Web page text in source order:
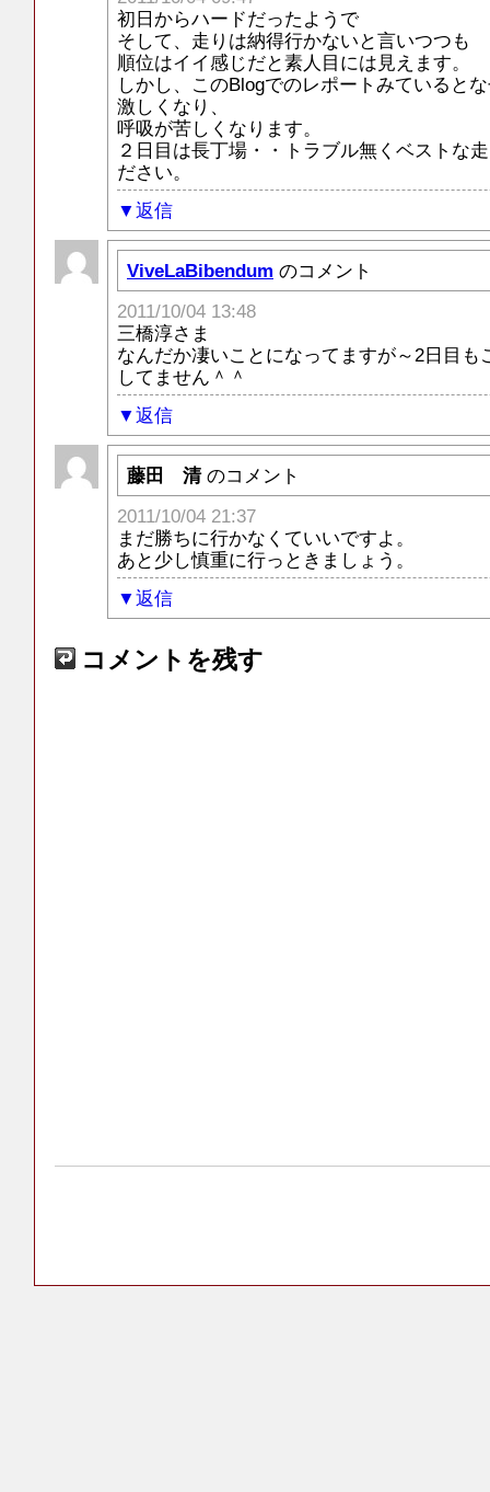
初日からハードだったようで
そして、走りは納得行かないと言いつつも
順位はイイ感じだと素人目には見えます。
しかし、このBlogでのレポートみていると
激しくなり、
呼吸が苦しくなります。
２日目は長丁場・・トラブル無くベストな
ださい。
返信
ViveLaBibendum のコメント
2011/10/04 13:48
三橋淳さま
なんだか凄いことになってますが～2日目
してません＾＾
返信
藤田 清 のコメント
2011/10/04 21:37
まだ勝ちに行かなくていいですよ。
あと少し慎重に行っときましょう。
返信
コメントを残す